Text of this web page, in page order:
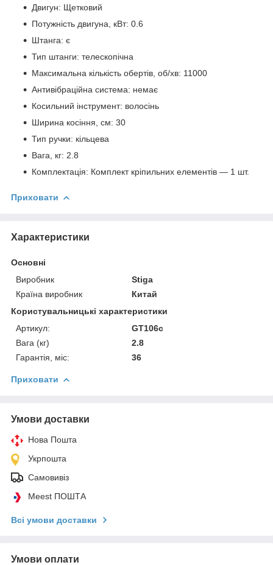
Двигун: Щетковий
Потужність двигуна, кВт: 0.6
Штанга: є
Тип штанги: телескопічна
Максимальна кількість обертів, об/хв: 11000
Антивібраційна система: немає
Косильний інструмент: волосінь
Ширина косіння, см: 30
Тип ручки: кільцева
Вага, кг: 2.8
Комплектація: Комплект кріпильних елементів — 1 шт.
Приховати
Характеристики
Основні
Виробник
Stiga
Країна виробник
Китай
Користувальницькі характеристики
Артикул:
GT106c
Вага (кг)
2.8
Гарантія, міс:
36
Приховати
Умови доставки
Нова Пошта
Укрпошта
Самовивіз
Meest ПОШТА
Всі умови доставки
Умови оплати